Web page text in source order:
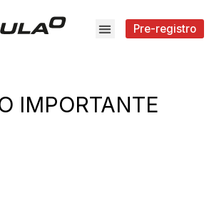
Pre-registro
IMPORTANTE